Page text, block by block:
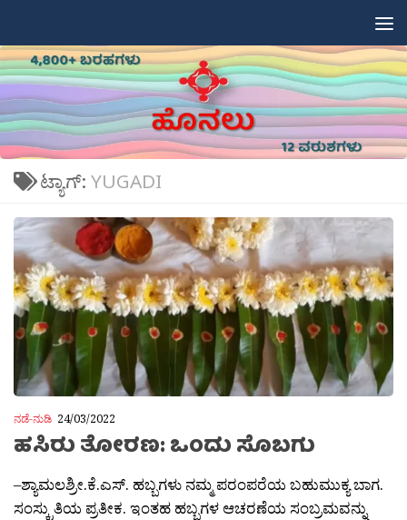
ಟ್ಯಾಗ್: YUGADI
ನಡೆ-ನುಡಿ 24/03/2022
ಹಸಿರು ತೋರಣ: ಒಂದು ಸೊಬಗು
–ಶ್ಯಾಮಲಶ್ರೀ.ಕೆ.ಎಸ್. ಹಬ್ಬಗಳು ನಮ್ಮ ಪರಂಪರೆಯ ಬಹುಮುಕ್ಯ ಬಾಗ.
ಸಂಸ್ಕ್ರುತಿಯ ಪ್ರತೀಕ. ಇಂತಹ ಹಬ್ಬಗಳ ಆಚರಣೆಯ ಸಂಬ್ರಮವನ್ನು